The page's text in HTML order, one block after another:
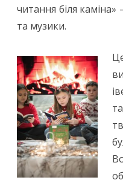
читання біля каміна»
та музики.